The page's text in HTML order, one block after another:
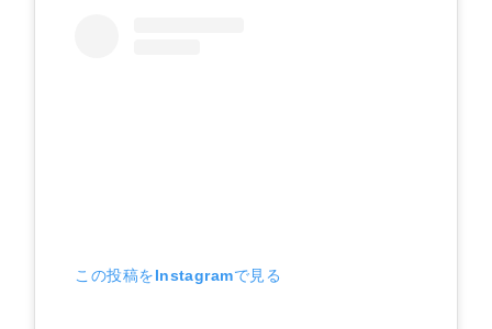
この投稿をInstagramで見る